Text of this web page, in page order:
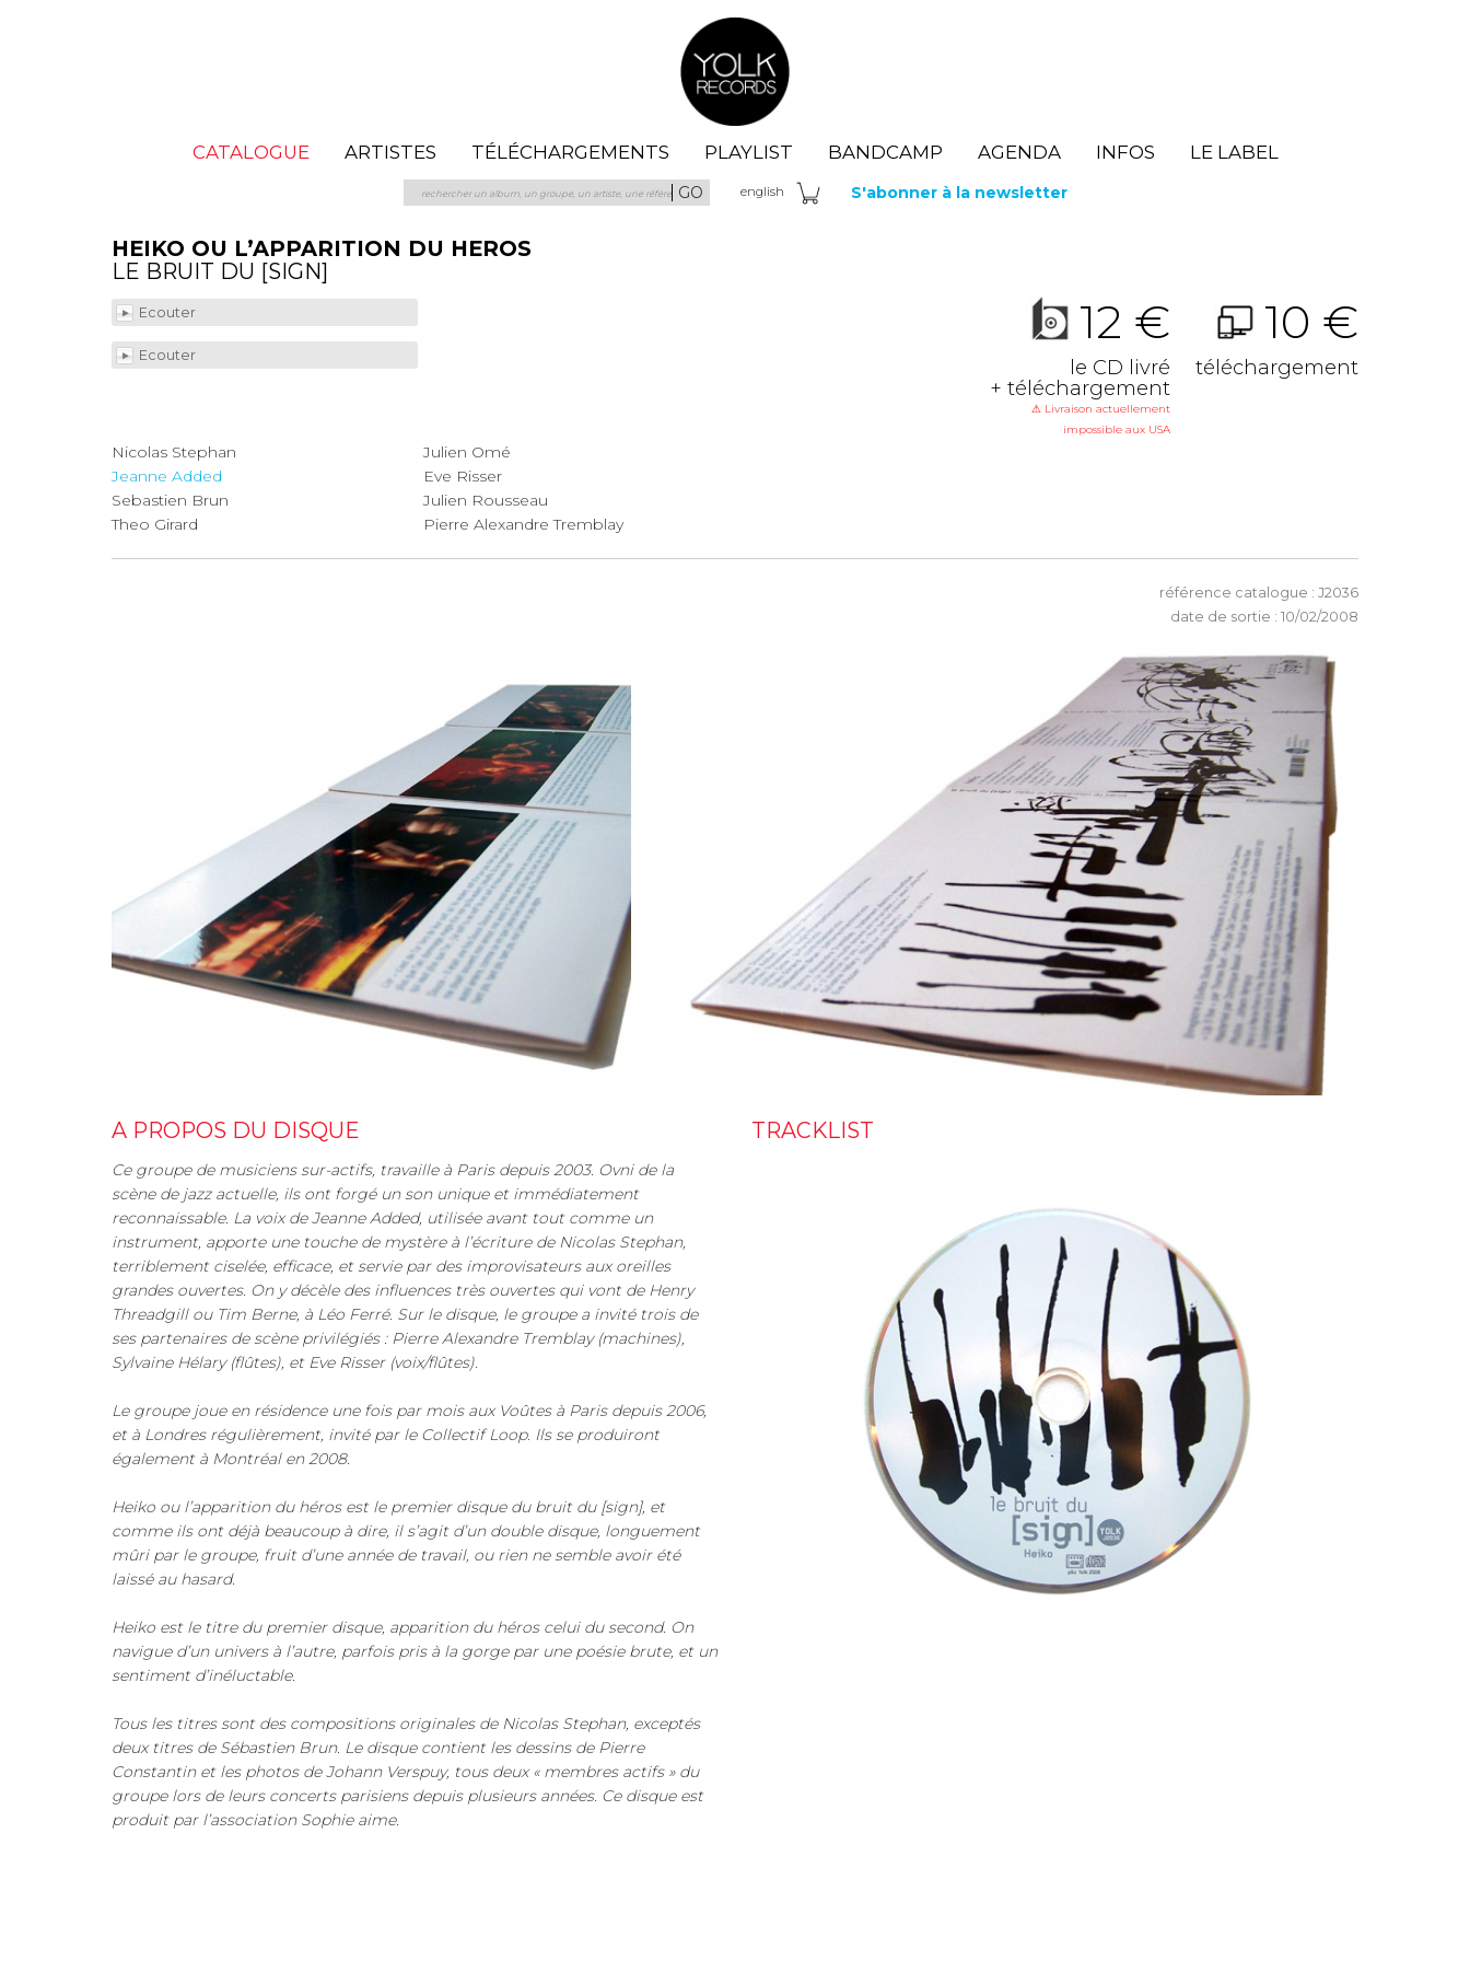
CATALOGUE ARTISTES TÉLÉCHARGEMENTS PLAYLIST BANDCAMP AGENDA INFOS LE LABEL
GO english S'abonner à la newsletter
HEIKO OU L’APPARITION DU HEROS
LE BRUIT DU [SIGN]
Ecouter
Ecouter
12 €
le CD livré
+ téléchargement
⚠ Livraison actuellement
impossible aux USA
10 €
téléchargement
Nicolas Stephan
Jeanne Added
Sebastien Brun
Theo Girard
Julien Omé
Eve Risser
Julien Rousseau
Pierre Alexandre Tremblay
référence catalogue : J2036
date de sortie : 10/02/2008
A PROPOS DU DISQUE
Ce groupe de musiciens sur-actifs, travaille à Paris depuis 2003. Ovni de la
scène de jazz actuelle, ils ont forgé un son unique et immédiatement
reconnaissable. La voix de Jeanne Added, utilisée avant tout comme un
instrument, apporte une touche de mystère à l’écriture de Nicolas Stephan,
terriblement ciselée, efficace, et servie par des improvisateurs aux oreilles
grandes ouvertes. On y décèle des influences très ouvertes qui vont de Henry
Threadgill ou Tim Berne, à Léo Ferré. Sur le disque, le groupe a invité trois de
ses partenaires de scène privilégiés : Pierre Alexandre Tremblay (machines),
Sylvaine Hélary (flûtes), et Eve Risser (voix/flûtes).
Le groupe joue en résidence une fois par mois aux Voûtes à Paris depuis 2006,
et à Londres régulièrement, invité par le Collectif Loop. Ils se produiront
également à Montréal en 2008.
Heiko ou l’apparition du héros est le premier disque du bruit du [sign], et
comme ils ont déjà beaucoup à dire, il s’agit d’un double disque, longuement
mûri par le groupe, fruit d’une année de travail, ou rien ne semble avoir été
laissé au hasard.
Heiko est le titre du premier disque, apparition du héros celui du second. On
navigue d’un univers à l’autre, parfois pris à la gorge par une poésie brute, et un
sentiment d’inéluctable.
Tous les titres sont des compositions originales de Nicolas Stephan, exceptés
deux titres de Sébastien Brun. Le disque contient les dessins de Pierre
Constantin et les photos de Johann Verspuy, tous deux « membres actifs » du
groupe lors de leurs concerts parisiens depuis plusieurs années. Ce disque est
produit par l’association Sophie aime.
TRACKLIST